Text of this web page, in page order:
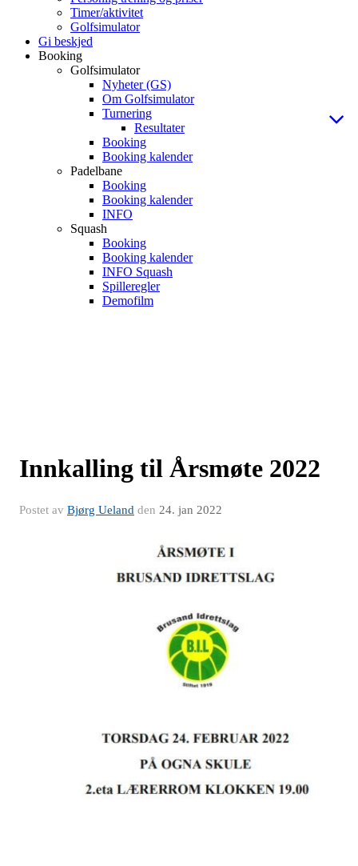
Timer/aktivitet
Golfsimulator
Gi beskjed
Booking
Golfsimulator
Nyheter (GS)
Om Golfsimulator
Turnering
Resultater
Booking
Booking kalender
Padelbane
Booking
Booking kalender
INFO
Squash
Booking
Booking kalender
INFO Squash
Spilleregler
Demofilm
Innkalling til Årsmøte 2022
Postet av Bjørg Ueland den 24. jan 2022